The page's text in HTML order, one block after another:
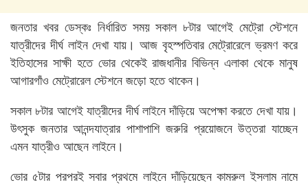
জনতার খবর ডেস্কঃ নির্ধারিত সময় সকাল ৮টার আগেই মেট্রো স্টেশনে
যাত্রীদের দীর্ঘ লাইন দেখা যায়। আজ বৃহস্পতিবার মেট্রোরেলে ভ্রমণ করে
ইতিহাসের সাক্ষী হতে ভোর থেকেই রাজধানীর বিভিন্ন এলাকা থেকে মানুষ
আগারগাঁও মেট্রোরেল স্টেশনে জড়ো হতে থাকেন।
সকাল ৮টার আগেই যাত্রীদের দীর্ঘ লাইনে দাঁড়িয়ে অপেক্ষা করতে দেখা যায়।
উৎসুক জনতার আনন্দযাত্রার পাশাপাশি জরুরি প্রয়োজনে উত্তরা যাচ্ছেন
এমন যাত্রীও আছেন লাইনে।
ভোর ৫টার পরপরই সবার প্রথমে লাইনে দাঁড়িয়েছেন কামরুল ইসলাম নামে